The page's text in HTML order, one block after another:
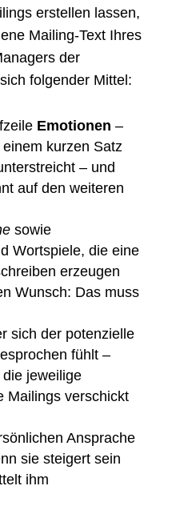
erstellen lassen,
Mailing-Text Ihres
der
folgender Mittel:
Emotionen –
kurzen Satz
– und
auf den weiteren
sowie
Wortspiele, die eine
erzeugen
Wunsch: Das muss
sich der potenzielle
fühlt –
jeweilige
Mailings verschickt
Ansprache
sie steigert sein
ihm